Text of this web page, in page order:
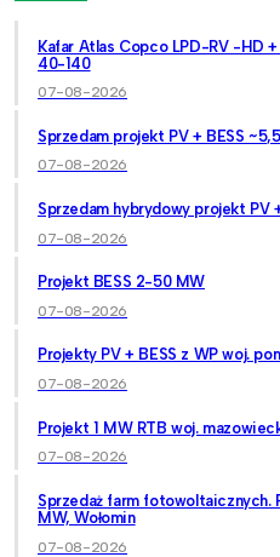
Kafar Atlas Copco LPD-RV -HD
40-140
07-08-2026
Sprzedam projekt PV + BESS
07-08-2026
Sprzedam hybrydowy projekt PV
07-08-2026
Projekt BESS 2-50 MW
07-08-2026
Projekty PV + BESS z WP woj.
07-08-2026
Projekt 1 MW RTB woj.
07-08-2026
Sprzedaż farm fotowoltaicznych.
MW, Wołomin
07-08-2026